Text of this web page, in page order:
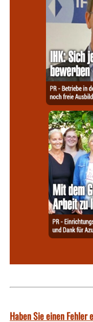
Haben Sie einen Fehler